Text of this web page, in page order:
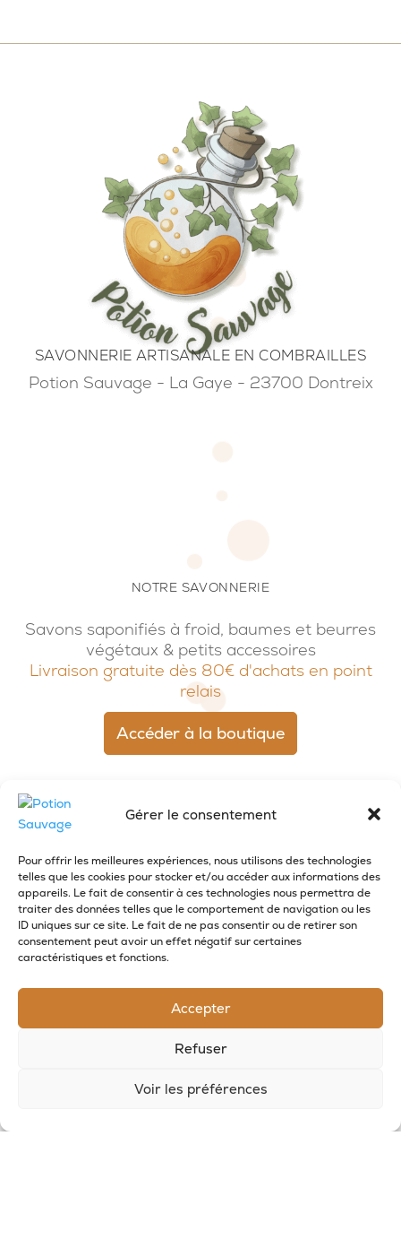
Gérer le consentement
Pour offrir les meilleures expériences, nous utilisons des technologies
telles que les cookies pour stocker et/ou accéder aux informations des
appareils. Le fait de consentir à ces technologies nous permettra de
traiter des données telles que le comportement de navigation ou les
ID uniques sur ce site. Le fait de ne pas consentir ou de retirer son
consentement peut avoir un effet négatif sur certaines
caractéristiques et fonctions.
Accepter
Refuser
Voir les préférences
NOTRE SAVONNERIE
Savons saponifiés à froid, baumes et beurres
végétaux & petits accessoires
Livraison gratuite dès 80€ d'achats en point
relais
Accéder à la boutique
SAVONNERIE ARTISANALE EN COMBRAILLES
Potion Sauvage - La Gaye - 23700 Dontreix
RECEVOIR LES NOUVELLES DE LA SAVONNERIE
Inscrivez-vous à notre newsletter pour
recevoir des offres et suivre nos actus